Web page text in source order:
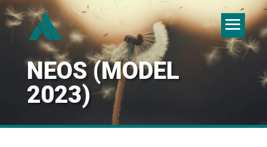
NEOS (MODEL
2023)